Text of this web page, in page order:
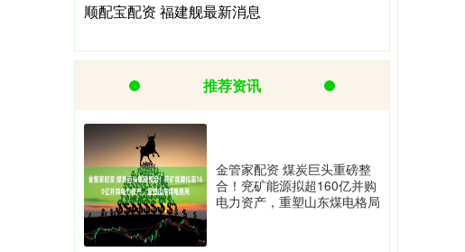
顺配宝配资 福建舰最新消息
推荐资讯
金管家配资 煤炭巨头重磅整
合！兖矿能源拟超160亿并购
电力资产，重塑山东煤电格局